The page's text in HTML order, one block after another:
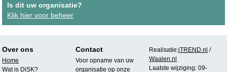
Is dit uw organisatie?
Klik hier voor beheer
Over ons
Home
Wat is DiSK?
Contact
Voor opname van uw
organisatie op onze
Realisatie:iTREND.nl /
Waalen.nl
Laatste wijziging: 09-